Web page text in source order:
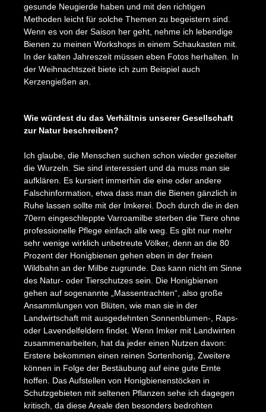
gesunde Neugierde haben und mit den richtigen
Methoden leicht für solche Themen zu begeistern sind.
Wenn es von der Saison her geht, nehme ich lebendige
Bienen zu meinen Workshops in einem Schaukasten mit.
In der kalten Jahreszeit müssen eben Fotos herhalten. In
der Weihnachtszeit biete ich zum Beispiel auch
Kerzengießen an.
Wie würdest du das Verhältnis unserer Gesellschaft
zur Natur beschreiben?
Ich glaube, die Menschen suchen schon wieder gezielter
die Wurzeln. Sie sind interessiert und da muss man sie
aufklären. Es kursiert immerhin die eine oder andere
Falschinformation, etwa dass man die Bienen gänzlich in
Ruhe lassen sollte mit der Imkerei. Doch durch die in den
70ern eingeschleppte Varroamilbe sterben die Tiere ohne
professionelle Pflege einfach alle weg. Es gibt nur mehr
sehr wenige wirklich unbetreute Völker, denn an die 80
Prozent der Honigbienen gehen eben in der freien
Wildbahn an der Milbe zugrunde. Das kann nicht im Sinne
des Natur- oder Tierschutzes sein. Die Honigbienen
gehen auf sogenannte „Massentrachten“, also große
Ansammlungen von Blüten, wie man sie in der
Landwirtschaft mit ausgedehnten Sonnenblumen-, Raps-
oder Lavendelfeldern findet. Wenn Imker mit Landwirten
zusammenarbeiten, hat da jeder einen Nutzen davon:
Erstere bekommen einen reinen Sortenhonig, Zweitere
können in Folge der Bestäubung auf eine gute Ernte
hoffen. Das Aufstellen von Honigbienenstöcken in
Schutzgebieten mit seltenen Pflanzen sehe ich dagegen
kritisch, da diese Areale den besonders bedrohten